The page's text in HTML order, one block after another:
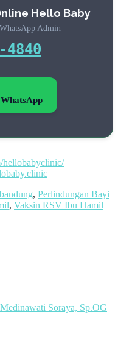
Hello Baby
Admin
4840
hellobabyclinic/
, Perlindungan Bayi
, Vaksin RSV Ibu Hamil